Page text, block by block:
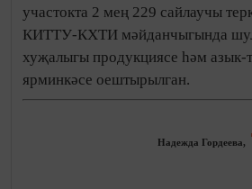
участокта 2 мең 229 сайлаучы
КИТТУ-КХТИ мәйданчыгында
хуҗалыгы продукциясе һәм азык-
ярминкәсе оештырылган.
Надежда Гордеева,